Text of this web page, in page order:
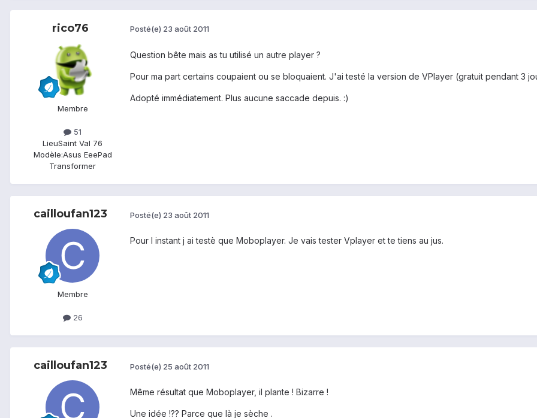
rico76
Membre
51
LieuSaint Val 76
Modèle:Asus EeePad
Transformer
Posté(e) 23 août 2011
Question bête mais as tu utilisé un autre player ?
Pour ma part certains coupaient ou se bloquaient. J'ai testé la version de VPlayer (gratuit pendant 3
Adopté immédiatement. Plus aucune saccade depuis. :)
cailloufan123
Membre
26
Posté(e) 23 août 2011
Pour l instant j ai testè que Moboplayer. Je vais tester Vplayer et te tiens au jus.
cailloufan123 Posté(e) 25 août 2011
Même résultat que Moboplayer, il plante ! Bizarre !
Une idée !?? Parce que là je sèche .